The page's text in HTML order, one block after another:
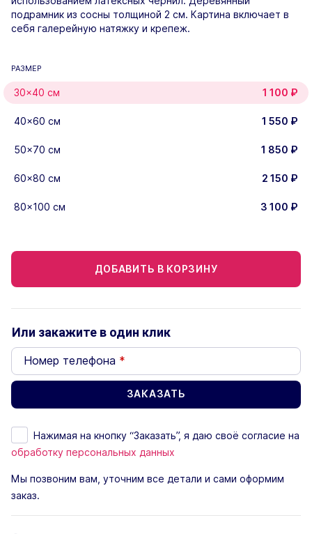
подрамник из сосны толщиной 2 см. Картина включает в
себя галерейную натяжку и крепеж.
РАЗМЕР
30×40 см 1 100 ₽
40×60 см 1 550 ₽
50×70 см 1 850 ₽
60×80 см 2 150 ₽
80×100 см 3 100 ₽
ДОБАВИТЬ В КОРЗИНУ
Или закажите в один клик
Номер телефона *
Нажимая на кнопку “Заказать”, я даю своё согласие на
обработку персональных данных
Мы позвоним вам, уточним все детали и сами оформим
заказ.